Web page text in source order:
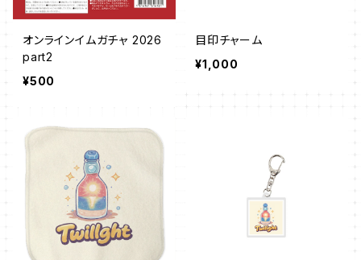
オンラインイムガチャ 2026
part2
¥500
目印チャーム
¥1,000